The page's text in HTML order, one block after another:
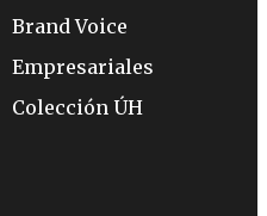
Brand Voice
Empresariales
Colección ÚH